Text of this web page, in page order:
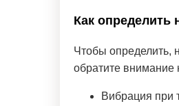
Как определить
Чтобы определить,
обратите внимание
Вибрация при